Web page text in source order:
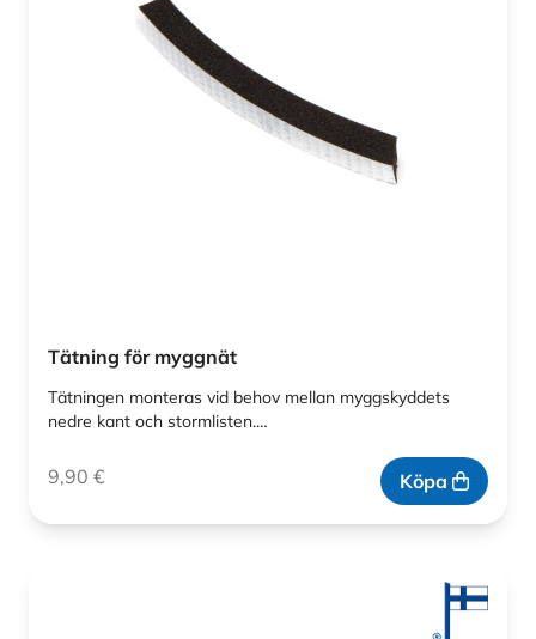
Tätning för myggnät
Tätningen monteras vid behov mellan myggskyddets
nedre kant och stormlisten.…
9,90 € Köpa